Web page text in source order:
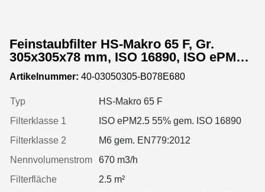
Feinstaubfilter HS-Makro 65 F, Gr.
305x305x78 mm, ISO 16890, ISO ePM2.5
55%, Rahmen: Edelstahl 1.4301,
Dichtung: einseitig, geschäumt
Artikelnummer: 40-03050305-B078E680
Typ
HS-Makro 65 F
Filterklasse 1
ISO ePM2.5 55% gem. ISO 16890
Filterklasse 2
M6 gem. EN779:2012
Nennvolumenstrom
670 m3/h
Filterfläche
2.5 m²